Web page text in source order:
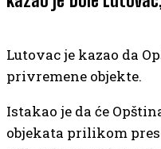
Lutovac je kazao da
privremene objekte.
Istakao je da će
objekata prilikom